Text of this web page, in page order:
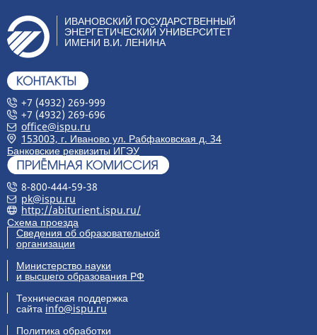
ИВАНОВСКИЙ ГОСУДАРСТВЕННЫЙ
ЭНЕРГЕТИЧЕСКИЙ УНИВЕРСИТЕТ
ИМЕНИ В.И. ЛЕНИНА
+7 (4932) 269-999
+7 (4932) 269-696
office@ispu.ru
153003, г. Иваново ул. Рабфаковская д. 34
Банковские реквизиты ИГЭУ
8-800-444-59-38
pk@ispu.ru
http://abiturient.ispu.ru/
Схема проезда
Сведения об образовательной
организации
Министерство науки
и высшего образования РФ
Техническая поддержка
сайта info@ispu.ru
Политика обработки